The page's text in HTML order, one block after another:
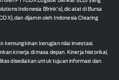
Indonesia (Brink's), dicatat di Bursa
dan dijamin oleh Indonesia Clearing
kemungkinan kerugian nilai investasi.
kinerja di masa depan. Kinerja historikal,
disediakan untuk tujuan informasi dan